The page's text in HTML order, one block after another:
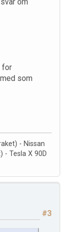
for
som
- Nissan
- Tesla X 90D
#3